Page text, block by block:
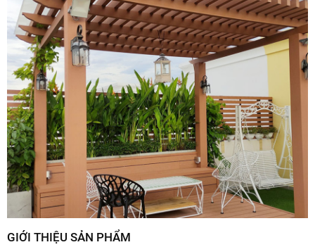
GIỚI THIỆU SẢN PHẨM